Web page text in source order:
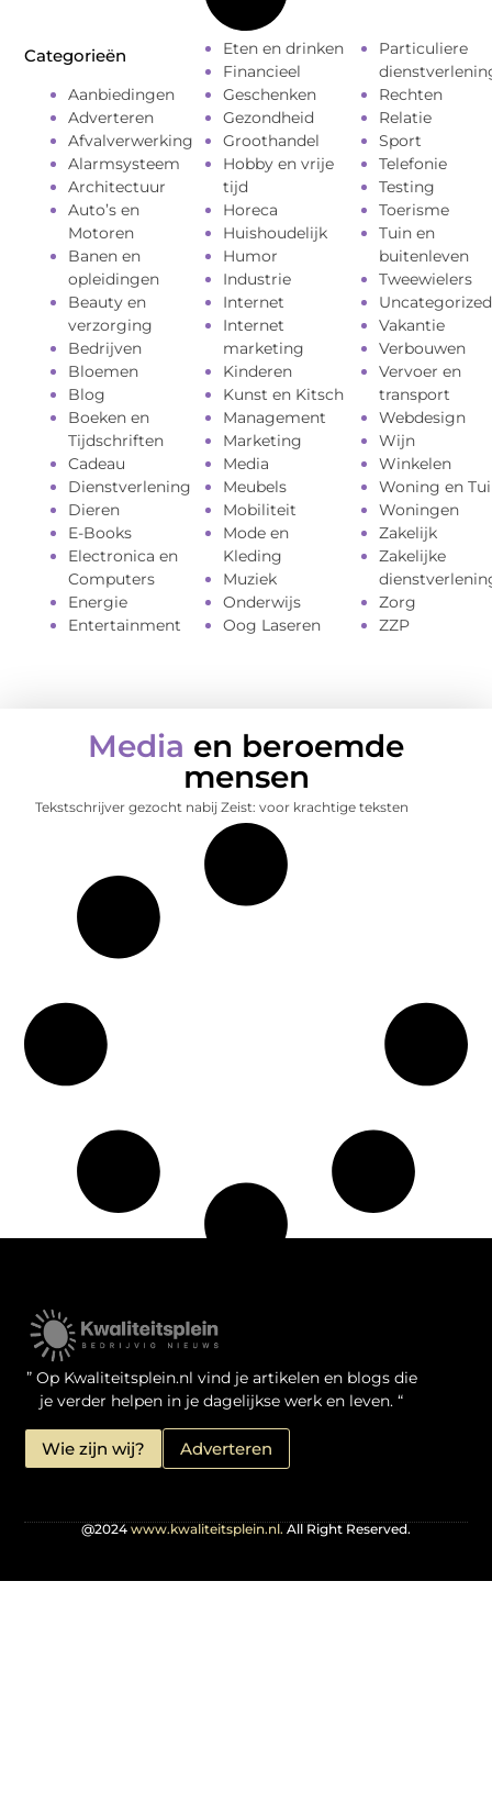
Categorieën
Aanbiedingen
Adverteren
Afvalverwerking
Alarmsysteem
Architectuur
Auto’s en
Motoren
Banen en
opleidingen
Beauty en
verzorging
Bedrijven
Bloemen
Blog
Boeken en
Tijdschriften
Cadeau
Dienstverlening
Dieren
E-Books
Electronica en
Computers
Energie
Entertainment
Eten en drinken
Financieel
Geschenken
Gezondheid
Groothandel
Hobby en vrije
tijd
Horeca
Huishoudelijk
Humor
Industrie
Internet
Internet
marketing
Kinderen
Kunst en Kitsch
Management
Marketing
Media
Meubels
Mobiliteit
Mode en
Kleding
Muziek
Onderwijs
Oog Laseren
Particuliere
Rechten
Relatie
Sport
Telefonie
Testing
Toerisme
Tuin en
buitenleven
Tweewielers
Uncategorized
Vakantie
Verbouwen
Vervoer en
transport
Webdesign
Wijn
Winkelen
Woning en
Woningen
Zakelijk
Zakelijke
Zorg
ZZP
Media en beroemde
mensen
Tekstschrijver gezocht nabij Zeist: voor krachtige teksten
” Op Kwaliteitsplein.nl vind je artikelen en blogs die
je verder helpen in je dagelijkse werk en leven. “
Wie zijn wij? Adverteren
@2024 www.kwaliteitsplein.nl. All Right Reserved.